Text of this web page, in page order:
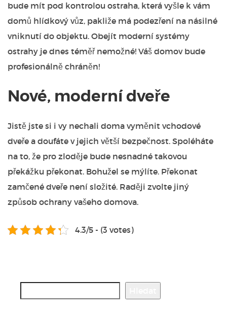
bude mít pod kontrolou ostraha, která vyšle k vám
domů hlídkový vůz, pakliže má podezření na násilné
vniknutí do objektu. Obejít moderní systémy
ostrahy je dnes téměř nemožné! Váš domov bude
profesionálně chráněn!
Nové, moderní dveře
Jistě jste si i vy nechali doma vyměnit vchodové
dveře a doufáte v jejich větší bezpečnost. Spoléháte
na to, že pro zloděje bude nesnadné takovou
překážku překonat. Bohužel se mýlíte. Překonat
zamčené dveře není složité. Raději zvolte jiný
způsob ochrany vašeho domova.
4.3/5 - (3 votes)